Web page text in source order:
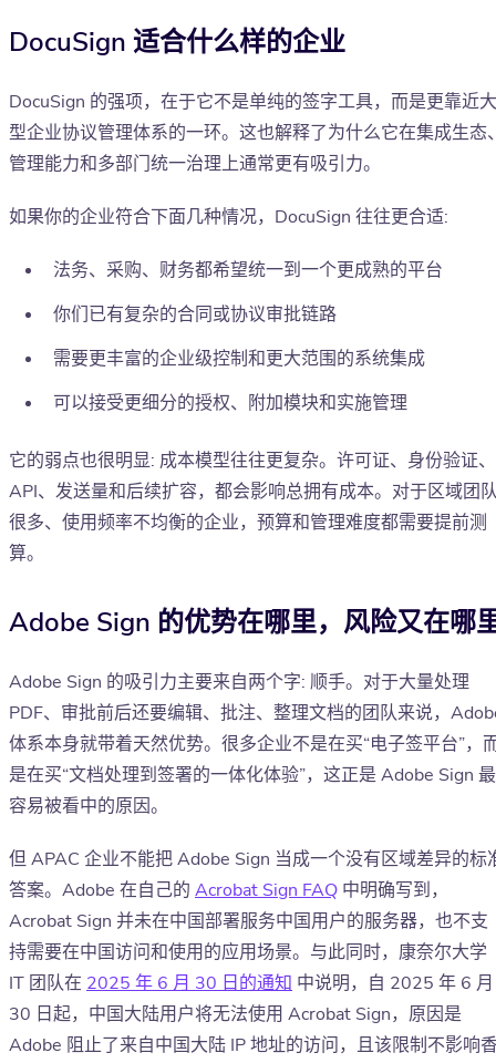
DocuSign 适合什么样的企业
DocuSign 的强项，在于它不是单纯的签字工具，而是更靠近大
型企业协议管理体系的一环。这也解释了为什么它在集成生态
管理能力和多部门统一治理上通常更有吸引力。
如果你的企业符合下面几种情况，DocuSign 往往更合适:
法务、采购、财务都希望统一到一个更成熟的平台
你们已有复杂的合同或协议审批链路
需要更丰富的企业级控制和更大范围的系统集成
可以接受更细分的授权、附加模块和实施管理
它的弱点也很明显: 成本模型往往更复杂。许可证、身份验证、
API、发送量和后续扩容，都会影响总拥有成本。对于区域团
很多、使用频率不均衡的企业，预算和管理难度都需要提前测
算。
Adobe Sign 的优势在哪里，风险又在哪
Adobe Sign 的吸引力主要来自两个字: 顺手。对于大量处理
PDF、审批前后还要编辑、批注、整理文档的团队来说，
体系本身就带着天然优势。很多企业不是在买“电子签平台”，
是在买“文档处理到签署的一体化体验”，这正是 Adobe Sign 最
容易被看中的原因。
但 APAC 企业不能把 Adobe Sign 当成一个没有区域差异的标
答案。Adobe 在自己的 Acrobat Sign FAQ 中明确写到，
Acrobat Sign 并未在中国部署服务中国用户的服务器，也不支
持需要在中国访问和使用的应用场景。与此同时，康奈尔大学
IT 团队在 2025 年 6 月 30 日的通知 中说明，自 2025 年 6 月
30 日起，中国大陆用户将无法使用 Acrobat Sign，原因是
Adobe 阻止了来自中国大陆 IP 地址的访问，且该限制不影响